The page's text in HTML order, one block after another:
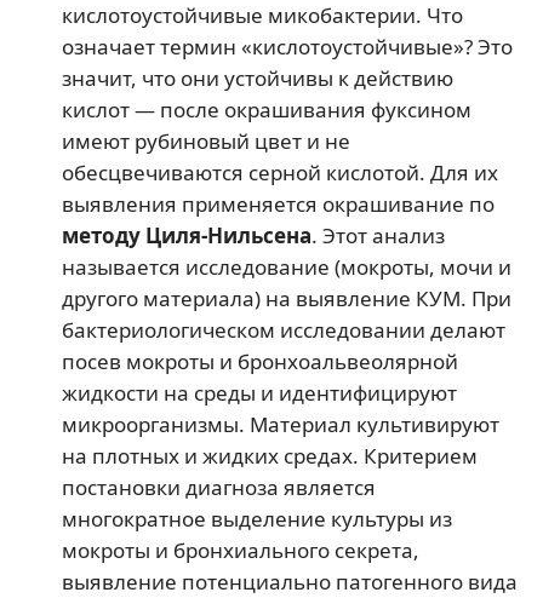
кислотоустойчивые микобактерии. Что
означает термин «кислотоустойчивые»? Это
значит, что они устойчивы к действию
кислот — после окрашивания фуксином
имеют рубиновый цвет и не
обесцвечиваются серной кислотой. Для их
выявления применяется окрашивание по
методу Циля-Нильсена. Этот анализ
называется исследование (мокроты, мочи и
другого материала) на выявление КУМ. При
бактериологическом исследовании делают
посев мокроты и бронхоальвеолярной
жидкости на среды и идентифицируют
микроорганизмы. Материал культивируют
на плотных и жидких средах. Критерием
постановки диагноза является
многократное выделение культуры из
мокроты и бронхиального секрета,
выявление потенциально патогенного вида